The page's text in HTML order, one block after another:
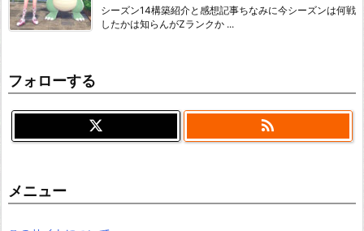
シーズン14構築紹介と感想記事ちなみに今シーズンは何戦
したかは知らんがZランクか ...
フォローする

メニュー